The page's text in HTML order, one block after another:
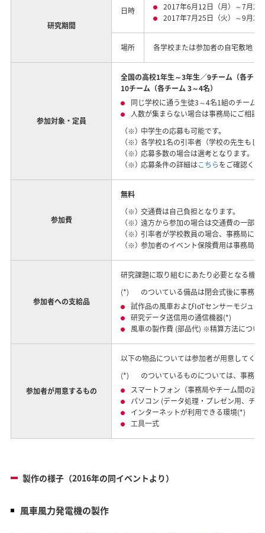
研究期間
日時
2017年6月12日（月）～7月23
2017年7月25日（火）～9月22
場所 各学校または参加者の自宅敷地
参加対象・定員
全国の高校1年生～3年生／9チーム（各チー
10チーム（各チーム 3～4名）
同じ学校に通う生徒3～4名1組のチーム
人数が集まらない場合は事務局にご相談
（※）中学生の応募も可能です。
（※）各学校1名の引率者（学校の先生もし
（※）応募多数の場合は選考となります。
（※）応募条件の詳細はこちらをご確認くだ
参加費
無料
（※）交通費は自己負担となります。
（※）遠方から参加の場合は交通費の一部
（※）引率者が学校教員の場合、事務局に
（※）参加者のイベント保険費用は事務局で
参加者への支給品
研究課題に取り組むにあたり必要となる機
(*)
のついている備品は閉会式後に事務局
試作品の風車およびIoTセンサーモジュー
研究データ送信用の通信機器(*)
風車の製作費 (部品代) ※精算方法につい
参加者が用意するもの
以下の物品については参加者が用意してくだ
(*)
のついているものについては、事務
スマートフォン（事務局やチーム間の連
パソコン (データ処理・プレゼン用、チ
インターネットが利用できる環境(*)
工具一式
製作の様子（2016年の同イベントより）
風車風力発電機の製作